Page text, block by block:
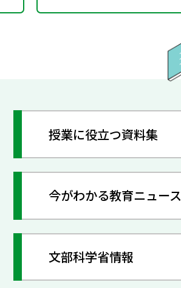
授業に役立つ資料集
今がわかる教育ニュース
文部科学省情報